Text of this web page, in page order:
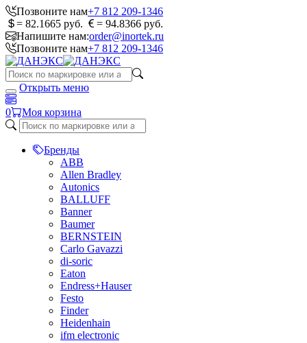
Позвоните нам+7 812 209-1346
= 82.1665 руб.
= 94.8366 руб.
Напишите нам:order@inortek.ru
Позвоните нам+7 812 209-1346
Открыть меню
0 Моя корзина
Бренды
ABB
Allen Bradley
Autonics
BALLUFF
Banner
Baumer
BERNSTEIN
Carlo Gavazzi
di-soric
Eaton
Endress+Hauser
Festo
Finder
Heidenhain
ifm electronic